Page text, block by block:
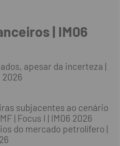
| IM06
apesar da incerteza |
2026
subjacentes ao cenário
| Focus I | IM06 2026
do mercado petrolífero |